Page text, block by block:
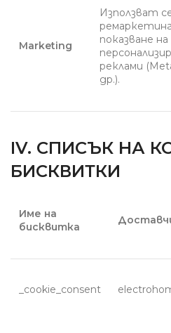
Marketing
Използват
показване на
реклами
др.).
IV. СПИСЪК НА
БИСКВИТКИ
Име на
бисквитка
_cookie_consent